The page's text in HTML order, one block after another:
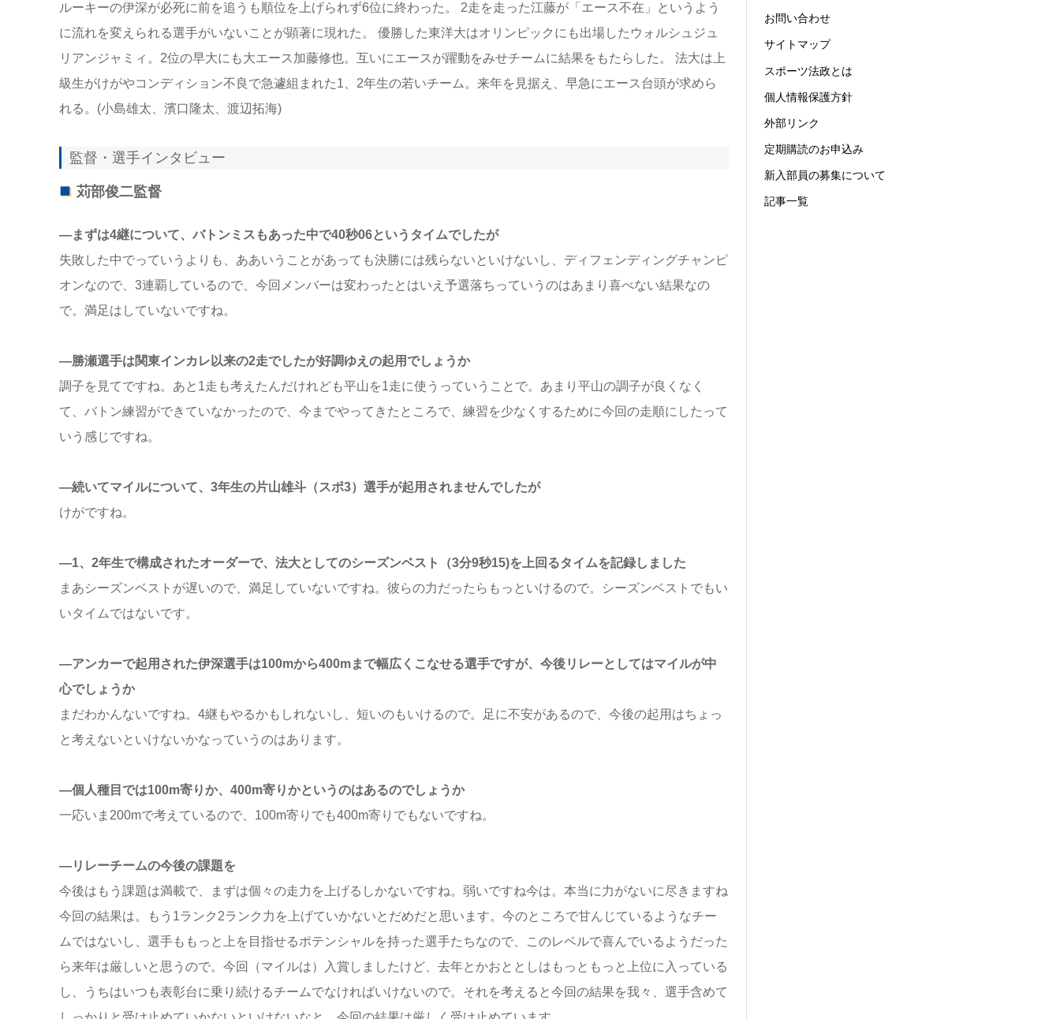
ルーキーの伊深が必死に前を追うも順位を上げられず6位に終わった。 2走を走った江藤が「エース不在」というよう
に流れを変えられる選手がいないことが顕著に現れた。 優勝した東洋大はオリンピックにも出場したウォルシュジュ
リアンジャミィ。2位の早大にも大エース加藤修也。互いにエースが躍動をみせチームに結果をもたらした。 法大は上
級生がけがやコンディション不良で急遽組まれた1、2年生の若いチーム。来年を見据え、早急にエース台頭が求めら
れる。(小島雄太、濱口隆太、渡辺拓海)
監督・選手インタビュー
苅部俊二監督
―まずは4継について、バトンミスもあった中で40秒06というタイムでしたが
失敗した中でっていうよりも、ああいうことがあっても決勝には残らないといけないし、ディフェンディングチャンピ
オンなので、3連覇しているので、今回メンバーは変わったとはいえ予選落ちっていうのはあまり喜べない結果なの
で。満足はしていないですね。
―勝瀬選手は関東インカレ以来の2走でしたが好調ゆえの起用でしょうか
調子を見てですね。あと1走も考えたんだけれども平山を1走に使うっていうことで。あまり平山の調子が良くなく
て、バトン練習ができていなかったので、今までやってきたところで、練習を少なくするために今回の走順にしたって
いう感じですね。
―続いてマイルについて、3年生の片山雄斗（スポ3）選手が起用されませんでしたが
けがですね。
―1、2年生で構成されたオーダーで、法大としてのシーズンベスト（3分9秒15)を上回るタイムを記録しました
まあシーズンベストが遅いので、満足していないですね。彼らの力だったらもっといけるので。シーズンベストでもい
いタイムではないです。
―アンカーで起用された伊深選手は100mから400mまで幅広くこなせる選手ですが、今後リレーとしてはマイルが中
心でしょうか
まだわかんないですね。4継もやるかもしれないし、短いのもいけるので。足に不安があるので、今後の起用はちょっ
と考えないといけないかなっていうのはあります。
―個人種目では100m寄りか、400m寄りかというのはあるのでしょうか
一応いま200mで考えているので、100m寄りでも400m寄りでもないですね。
―リレーチームの今後の課題を
今後はもう課題は満載で、まずは個々の走力を上げるしかないですね。弱いですね今は。本当に力がないに尽きますね
今回の結果は。もう1ランク2ランク力を上げていかないとだめだと思います。今のところで甘んじているようなチー
ムではないし、選手ももっと上を目指せるポテンシャルを持った選手たちなので、このレベルで喜んでいるようだった
ら来年は厳しいと思うので。今回（マイルは）入賞しましたけど、去年とかおととしはもっともっと上位に入っている
し、うちはいつも表彰台に乗り続けるチームでなければいけないので。それを考えると今回の結果を我々、選手含めて
お問い合わせ
サイトマップ
スポーツ法政とは
個人情報保護方針
外部リンク
定期購読のお申込み
新入部員の募集について
記事一覧